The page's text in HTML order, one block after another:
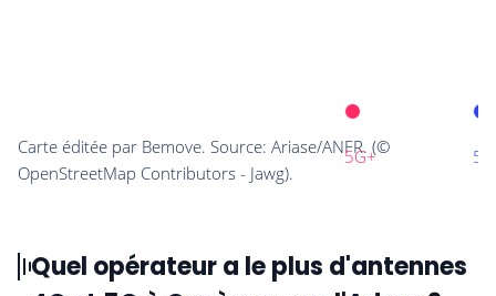
Quel opérateur a le plus d'antennes